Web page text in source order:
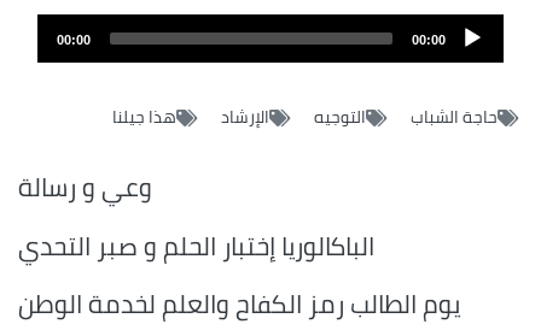
00:00
00:00
حاجة الشباب التوجيه الإرشاد هذا جيلنا
وعي و رسالة
الباكالوريا إختبار الحلم و صبر التحدي
يوم الطالب رمز الكفاح والعلم لخدمة الوطن